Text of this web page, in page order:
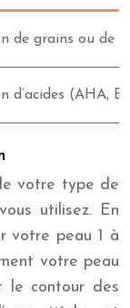
de grains ou de
d’acides (AHA,
votre type de
utilisez. En
votre peau 1 à
votre peau
le contour des